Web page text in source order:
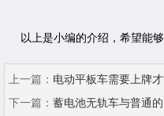
以上是小编的介绍，希望能够
上一篇： 电动平板车需要上牌才
下一篇： 蓄电池无轨车与普通的